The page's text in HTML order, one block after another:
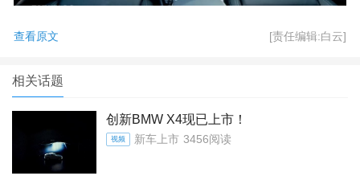
查看原文 [责任编辑:白云]
相关话题
创新BMW X4现已上市！
视频 新车上市 3456阅读